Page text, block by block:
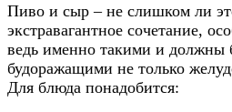
Пиво и сыр – не слишком ли
экстравагантное сочетание,
ведь именно такими и должны
будоражащими не только
Для блюда понадобится: